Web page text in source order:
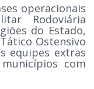
operacionais
Rodoviária
do Estado,
Ostensivo
equipes extras
com